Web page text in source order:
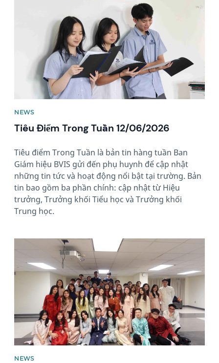
NEWS
Tiêu Điểm Trong Tuần 12/06/2026
Tiêu điểm Trong Tuần là bản tin hàng tuần Ban
Giám hiệu BVIS gửi đến phụ huynh để cập nhật
những tin tức và hoạt động nổi bật tại trường. Bản
tin bao gồm ba phần chính: cập nhật từ Hiệu
trưởng, Trưởng khối Tiểu học và Trưởng khối
Trung học.
NEWS